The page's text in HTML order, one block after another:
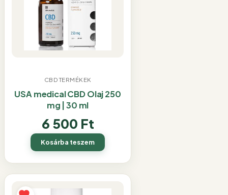
CBD TERMÉKEK
USA medical CBD Olaj 250
mg | 30 ml
6 500 Ft
Kosárba teszem